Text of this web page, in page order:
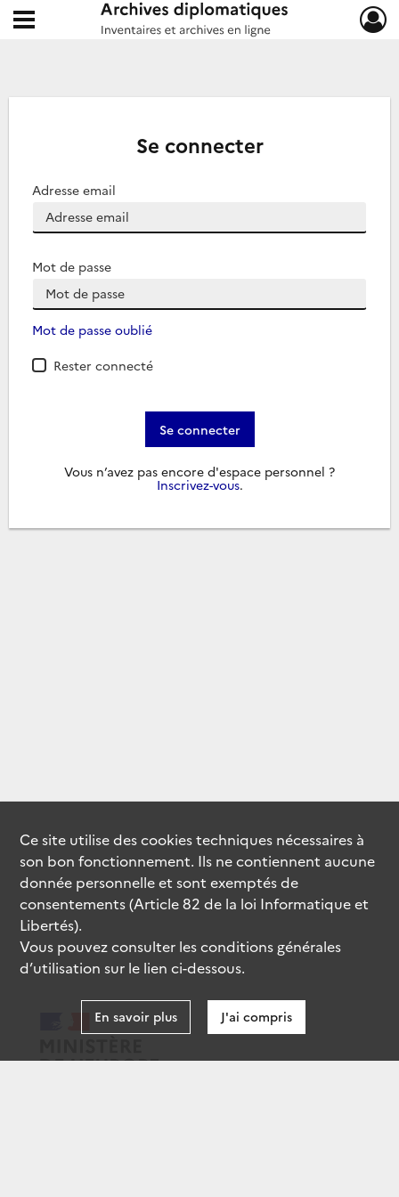
Archives diplomatiques
Ouvrir le menu déroulant
Se connecter
Adresse email
Mot de passe
Mot de passe oublié
Rester connecté
Se connecter
Vous n’avez pas encore d'espace personnel ?
Inscrivez-vous.
Ce site utilise descookiestechniques nécessaires à
son bon fonctionnement. Ils ne contiennent aucune
donnée personnelle et sont exemptés de
consentements (Article 82 de la loi Informatique et
Libertés).
Vous pouvez consulter les conditions générales
d’utilisation sur le lien ci-dessous.
En savoir plus J'ai compris